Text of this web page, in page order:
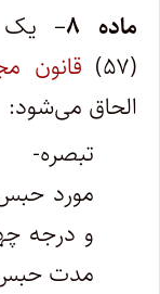
ماده ۸
– یک
(۵۷)
قانون
الحاق می‌شود:
مورد
و درجه
مدت حبس